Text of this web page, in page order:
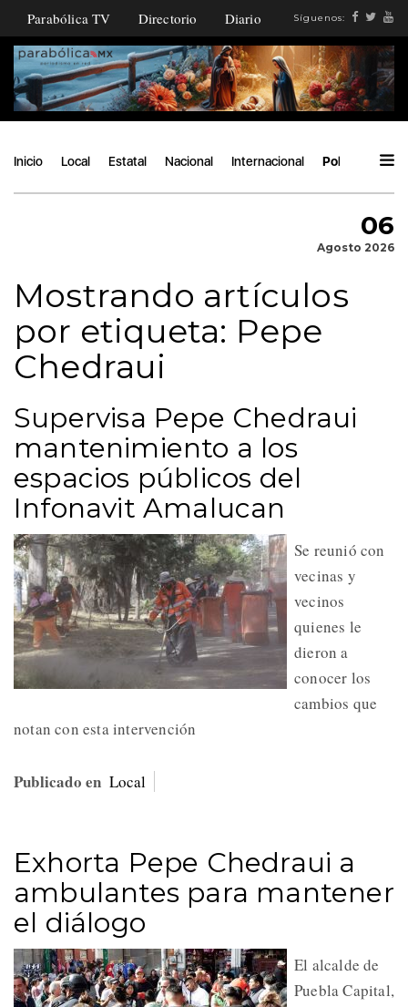
Parabólica TV Directorio Diario Síguenos:
Inicio Local Estatal Nacional Internacional Política
06
Agosto 2026
Mostrando artículos
por etiqueta: Pepe
Chedraui
Supervisa Pepe Chedraui
mantenimiento a los
espacios públicos del
Infonavit Amalucan
Se reunió con
vecinas y
vecinos
quienes le
dieron a
conocer los
cambios que
notan con esta intervención
Publicado en Local
Exhorta Pepe Chedraui a
ambulantes para mantener
el diálogo
El alcalde de
Puebla Capital,